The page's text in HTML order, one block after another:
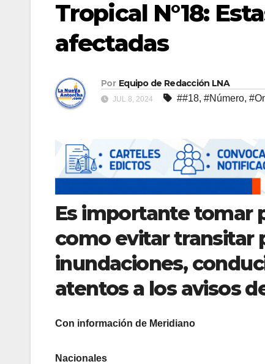
Tropical N°18:
afectadas
Por Equipo de Redacción LNA
JUL 8, 2024 ##18, #Número,
Es importante tomar
como evitar transitar
inundaciones,
atentos a los avisos
Con información de Meridiano
Nacionales